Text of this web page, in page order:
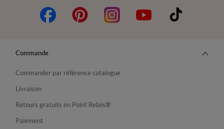
Commande
Commander par référence catalogue
Livraison
Retours gratuits en Point Relais®
Paiement